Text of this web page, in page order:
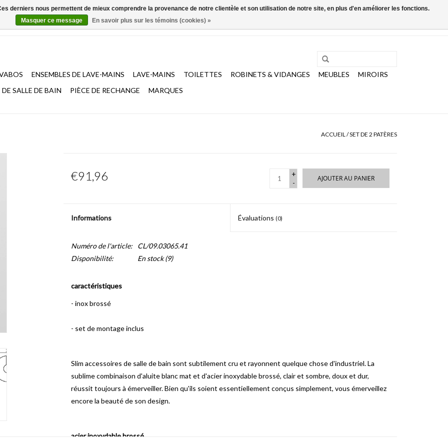
ENSEMBLES DE LAVE-MAINS LAVE-MAINS TOILETTES ROBINETS & VIDANGES MEUBLES
MIROIRS
SALLE DE BAIN
PIÈCE DE RECHANGE MARQUES
ACCUEIL/SET DE 2 PATÈRES
€91,96
+
-
AJOUTER AU PANIER
Informations Évaluations (0)
Numéro de l'article:
CL/09.03065.41
Disponibilité:
En stock(9)
caractéristiques
- inox brossé
- set de montage inclus
Slim accessoires de salle de bain sont subtilement cru et rayonnent quelque chose d'industriel.La
sublime combinaison d'aluite blanc mat et d'acier inoxydable brossé, clair et sombre, doux et dur,
réussit toujours à émerveiller.Bien qu'ils soient essentiellement conçus simplement, vous émerveillez
encore la beauté de son design.
acier inoxydable brossé
derniers nous permettent de mieux comprendre la provenance de notre clientèle et son utilisation de notre site, en plus d'en améliorer les fonctions.
Masquer ce message
En savoir plus sur les témoins (cookies) »